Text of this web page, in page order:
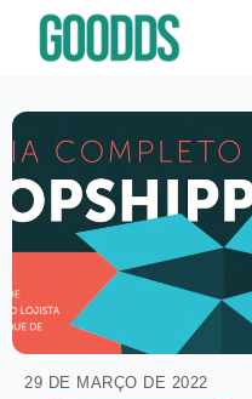
29 DE MARÇO DE 2022